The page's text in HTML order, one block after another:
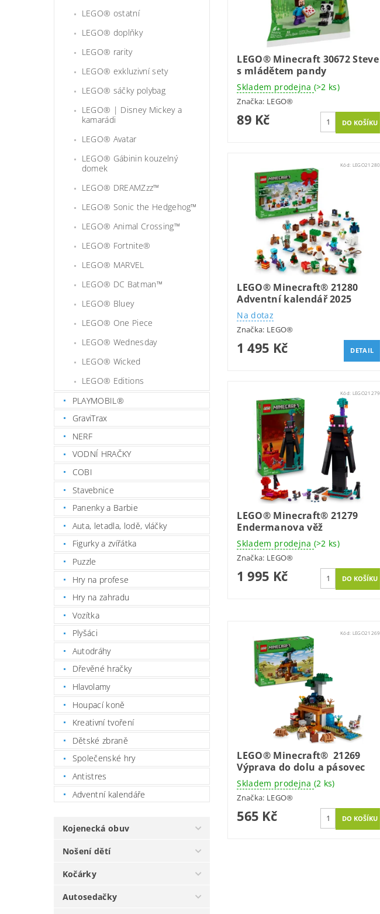
LEGO® ostatní
LEGO® doplňky
LEGO® rarity
LEGO® exkluzivní sety
LEGO® sáčky polybag
LEGO® | Disney Mickey a
kamarádi
LEGO® Avatar
LEGO® Gábinin kouzelný
domek
LEGO® DREAMZzz™
LEGO® Sonic the Hedgehog™
LEGO® Animal Crossing™
LEGO® Fortnite®
LEGO® MARVEL
LEGO® DC Batman™
LEGO® Bluey
LEGO® One Piece
LEGO® Wednesday
LEGO® Wicked
LEGO® Editions
PLAYMOBIL®
GraviTrax
NERF
VODNÍ HRAČKY
COBI
Stavebnice
Panenky a Barbie
Auta, letadla, lodě, vláčky
Figurky a zvířátka
Puzzle
Hry na profese
Hry na zahradu
Vozítka
Plyšáci
Autodráhy
Dřevěné hračky
Hlavolamy
Houpací koně
Kreativní tvoření
Dětské zbraně
Společenské hry
Antistres
Adventní kalendáře
Kojenecká obuv
Nošení dětí
Kočárky
Autosedačky
LEGO® Minecraft 30672 Steve
s mládětem pandy
Skladem prodejna (>2 ks)
Značka: LEGO®
89 Kč
Kód: LEGO21280
LEGO® Minecraft® 21280
Adventní kalendář 2025
Na dotaz
Značka: LEGO®
1 495 Kč DETAIL
Kód: LEGO21279
LEGO® Minecraft® 21279
Endermanova věž
Skladem prodejna (>2 ks)
Značka: LEGO®
1 995 Kč
Kód: LEGO21269
LEGO® Minecraft® 21269
Výprava do dolu a pásovec
Skladem prodejna (2 ks)
Značka: LEGO®
565 Kč